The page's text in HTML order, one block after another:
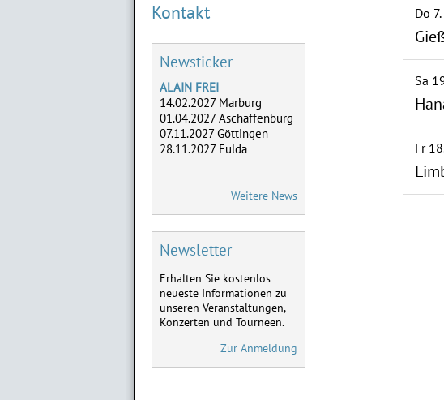
Kontakt
Newsticker
ALAIN FREI
14.02.2027 Marburg
01.04.2027 Aschaffenburg
07.11.2027 Göttingen
28.11.2027 Fulda
05.-07.05. Dreieich,
02.-04.06. Frankfurt,
28.-29.08. Marburg,
18.-19.09. Limburg
ATZE SCHRÖDER
Neu im Vorverkauf:
28.01.2027 Limburg,
11.02.2027 Frankfurt,
03.04.2027 Marburg
Weitere News
Newsletter
Erhalten Sie kostenlos
neueste Informationen zu
unseren Veranstaltungen,
Konzerten und Tourneen.
Zur Anmeldung
Do
Sa
Fr